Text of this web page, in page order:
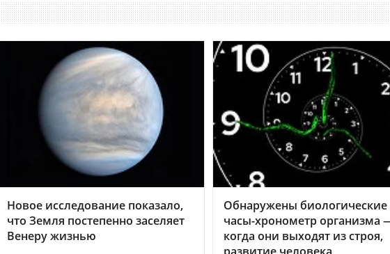
Новое исследование показало,
что Земля постепенно заселяет
Венеру жизнью
Обнаружены биологические
часы-хронометр организма
когда они выходят из строя,